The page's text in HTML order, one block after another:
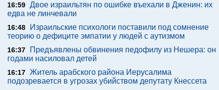
16:59 Двое израильтян по ошибке въехали в Дженин: их
едва не линчевали
16:48
Израильские психологи поставили под сомнение
теорию о дефиците эмпатии у людей с аутизмом
16:37
Предъявлены обвинения педофилу из Нешера: он
годами насиловал детей
16:17 Житель арабского района Иерусалима
подозревается в угрозах убийством депутату Кнессета